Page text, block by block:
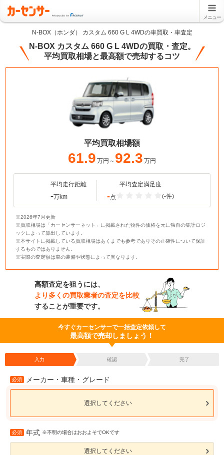
メニュー
N-BOX（ホンダ） カスタム 660 G L 4WDの車買取・車査定
N-BOX カスタム 660 G L 4WDの買取・査定。
平均買取相場と最高額で売却するコツ
平均買取相場額
61.9 万円～ 92.3 万円
平均走行距離
-万km
平均査定満足度
-点 (-件)
※2026年7月更新
※買取相場は「カーセンサーネット」に掲載された物件の価格を元に独自の集計ロジ
ックによって算出しています。
※本サイトに掲載している買取相場はあくまでも参考でありその正確性について保証
するものではありません。
※実際の査定額は車の装備や状態によって異なります。
高額査定を狙うには、
より多くの買取業者の査定を比較
することが重要です。
今すぐカーセンサーで一括査定依頼して
最高額で売却しましょう！
入力 確認 完了
必須 メーカー・車種・グレード
選択してください
必須 年式 ※不明の場合はおおよそでOKです
選択してください